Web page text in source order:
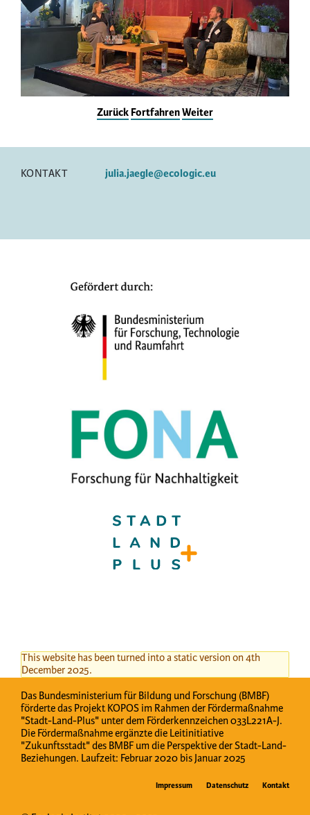
ZurückFortfahrenWeiter
KONTAKT julia.jaegle@ecologic.eu
This website has been turned into a static version on 4th
December 2025.
Das Bundesministerium für Bildung und Forschung (BMBF)
förderte das Projekt KOPOS im Rahmen der Fördermaßnahme
"Stadt-Land-Plus" unter dem Förderkennzeichen 033L221A-J.
Die Fördermaßnahme ergänzte die Leitinitiative
"Zukunftsstadt" des BMBF um die Perspektive der Stadt-Land-
Beziehungen. Laufzeit: Februar 2020 bis Januar 2025
Impressum Datenschutz Kontakt